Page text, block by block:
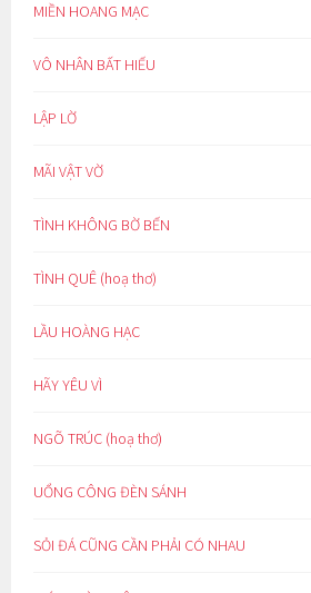
MIỀN HOANG MẠC
VÔ NHÂN BẤT HIẾU
LẬP LỜ
MÃI VẬT VỜ
TÌNH KHÔNG BỜ BẾN
TÌNH QUÊ (hoạ thơ)
LẦU HOÀNG HẠC
HÃY YÊU VÌ
NGÕ TRÚC (hoạ thơ)
UỔNG CÔNG ĐÈN SÁNH
SỎI ĐÁ CŨNG CẦN PHẢI CÓ NHAU